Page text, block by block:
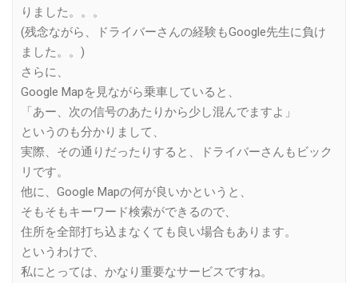
りました。。。
(残念ながら、ドライバーさんの経験もGoogle先生に負け
ました。。)
さらに、
Google Mapを見ながら乗車していると、
「あー、次の信号のあたりから少し混んでますよ」
というのも分かりまして、
実際、その通りだったりすると、ドライバーさんもビック
リです。
他に、Google Mapの何が良いかというと、
そもそもキーワード検索ができるので、
住所を全部打ち込まなくても良い場合もあります。
というわけで、
私にとっては、かなり重要なサービスですね。